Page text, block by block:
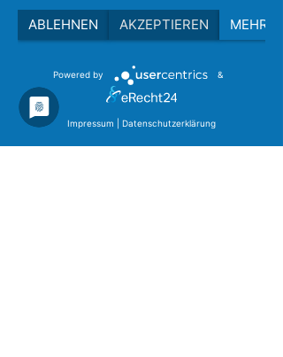
E-Mail:info@kinderheim-leer.de
ABLEHNEN AKZEPTIEREN MEHR
Powered by &
Impressum Datenschutzerklärung